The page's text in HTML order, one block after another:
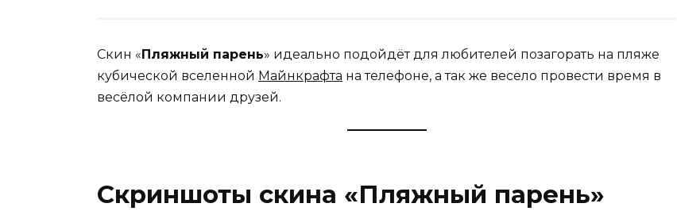
Скин «Пляжный парень» идеально подойдёт для любителей позагорать на пляже
кубической вселенной Майнкрафта на телефоне, а так же весело провести время в
весёлой компании друзей.
Скриншоты скина «Пляжный парень»